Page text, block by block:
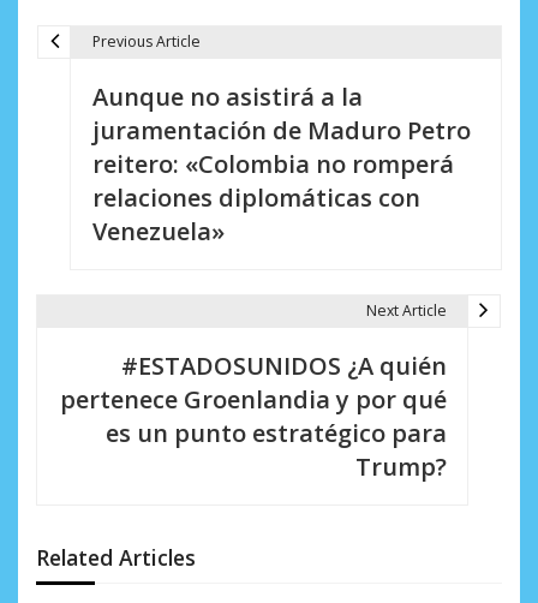
e
Previous Article
Aunque no asistirá a la
juramentación de Maduro Petro
reitero: «Colombia no romperá
relaciones diplomáticas con
Venezuela»
Next Article
#ESTADOSUNIDOS ¿A quién
pertenece Groenlandia y por qué
es un punto estratégico para
Trump?
Related Articles